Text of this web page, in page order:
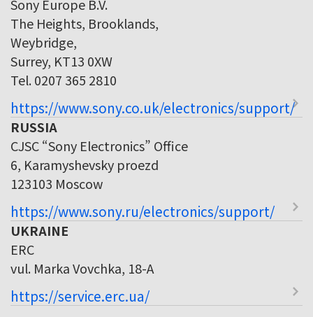
Sony Europe B.V.
The Heights, Brooklands,
Weybridge,
Surrey, KT13 0XW
Tel. 0207 365 2810
https://www.sony.co.uk/electronics/support/
RUSSIA
CJSC “Sony Electronics” Office
6, Karamyshevsky proezd
123103 Moscow
https://www.sony.ru/electronics/support/
UKRAINE
ERC
vul. Marka Vovchka, 18-A
https://service.erc.ua/